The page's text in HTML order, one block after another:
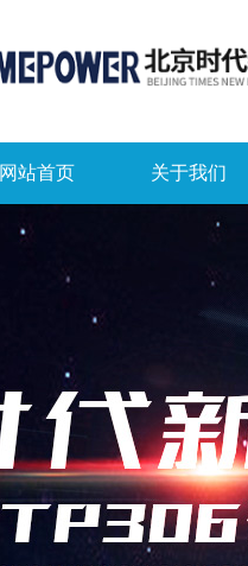
网站首页 关于我们